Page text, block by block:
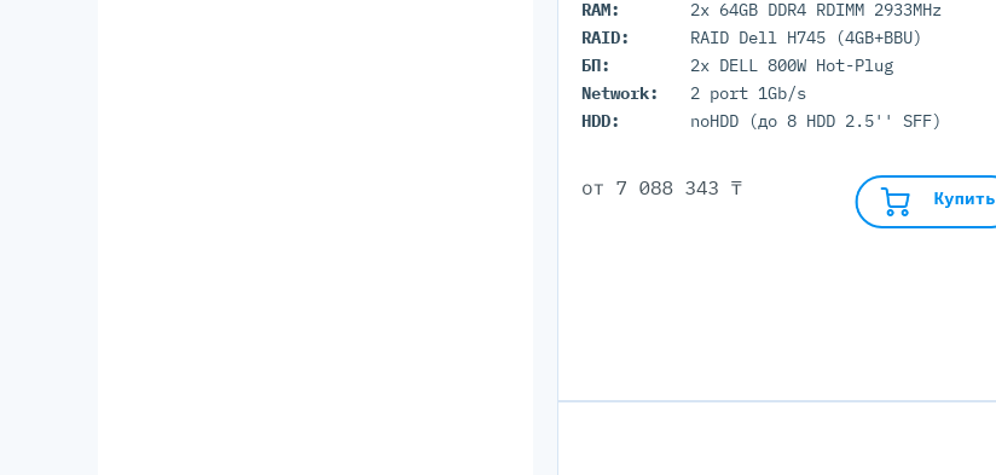
RAM:
2x 64GB DDR4 RDIMM 2933MHz
RAID:
RAID Dell H745 (4GB+BBU)
БП:
2x DELL 800W Hot-Plug
Network:
2 port 1Gb/s
HDD:
noHDD (до 8 HDD 2.5'' SFF)
от 7 088 343 ₸ Купить